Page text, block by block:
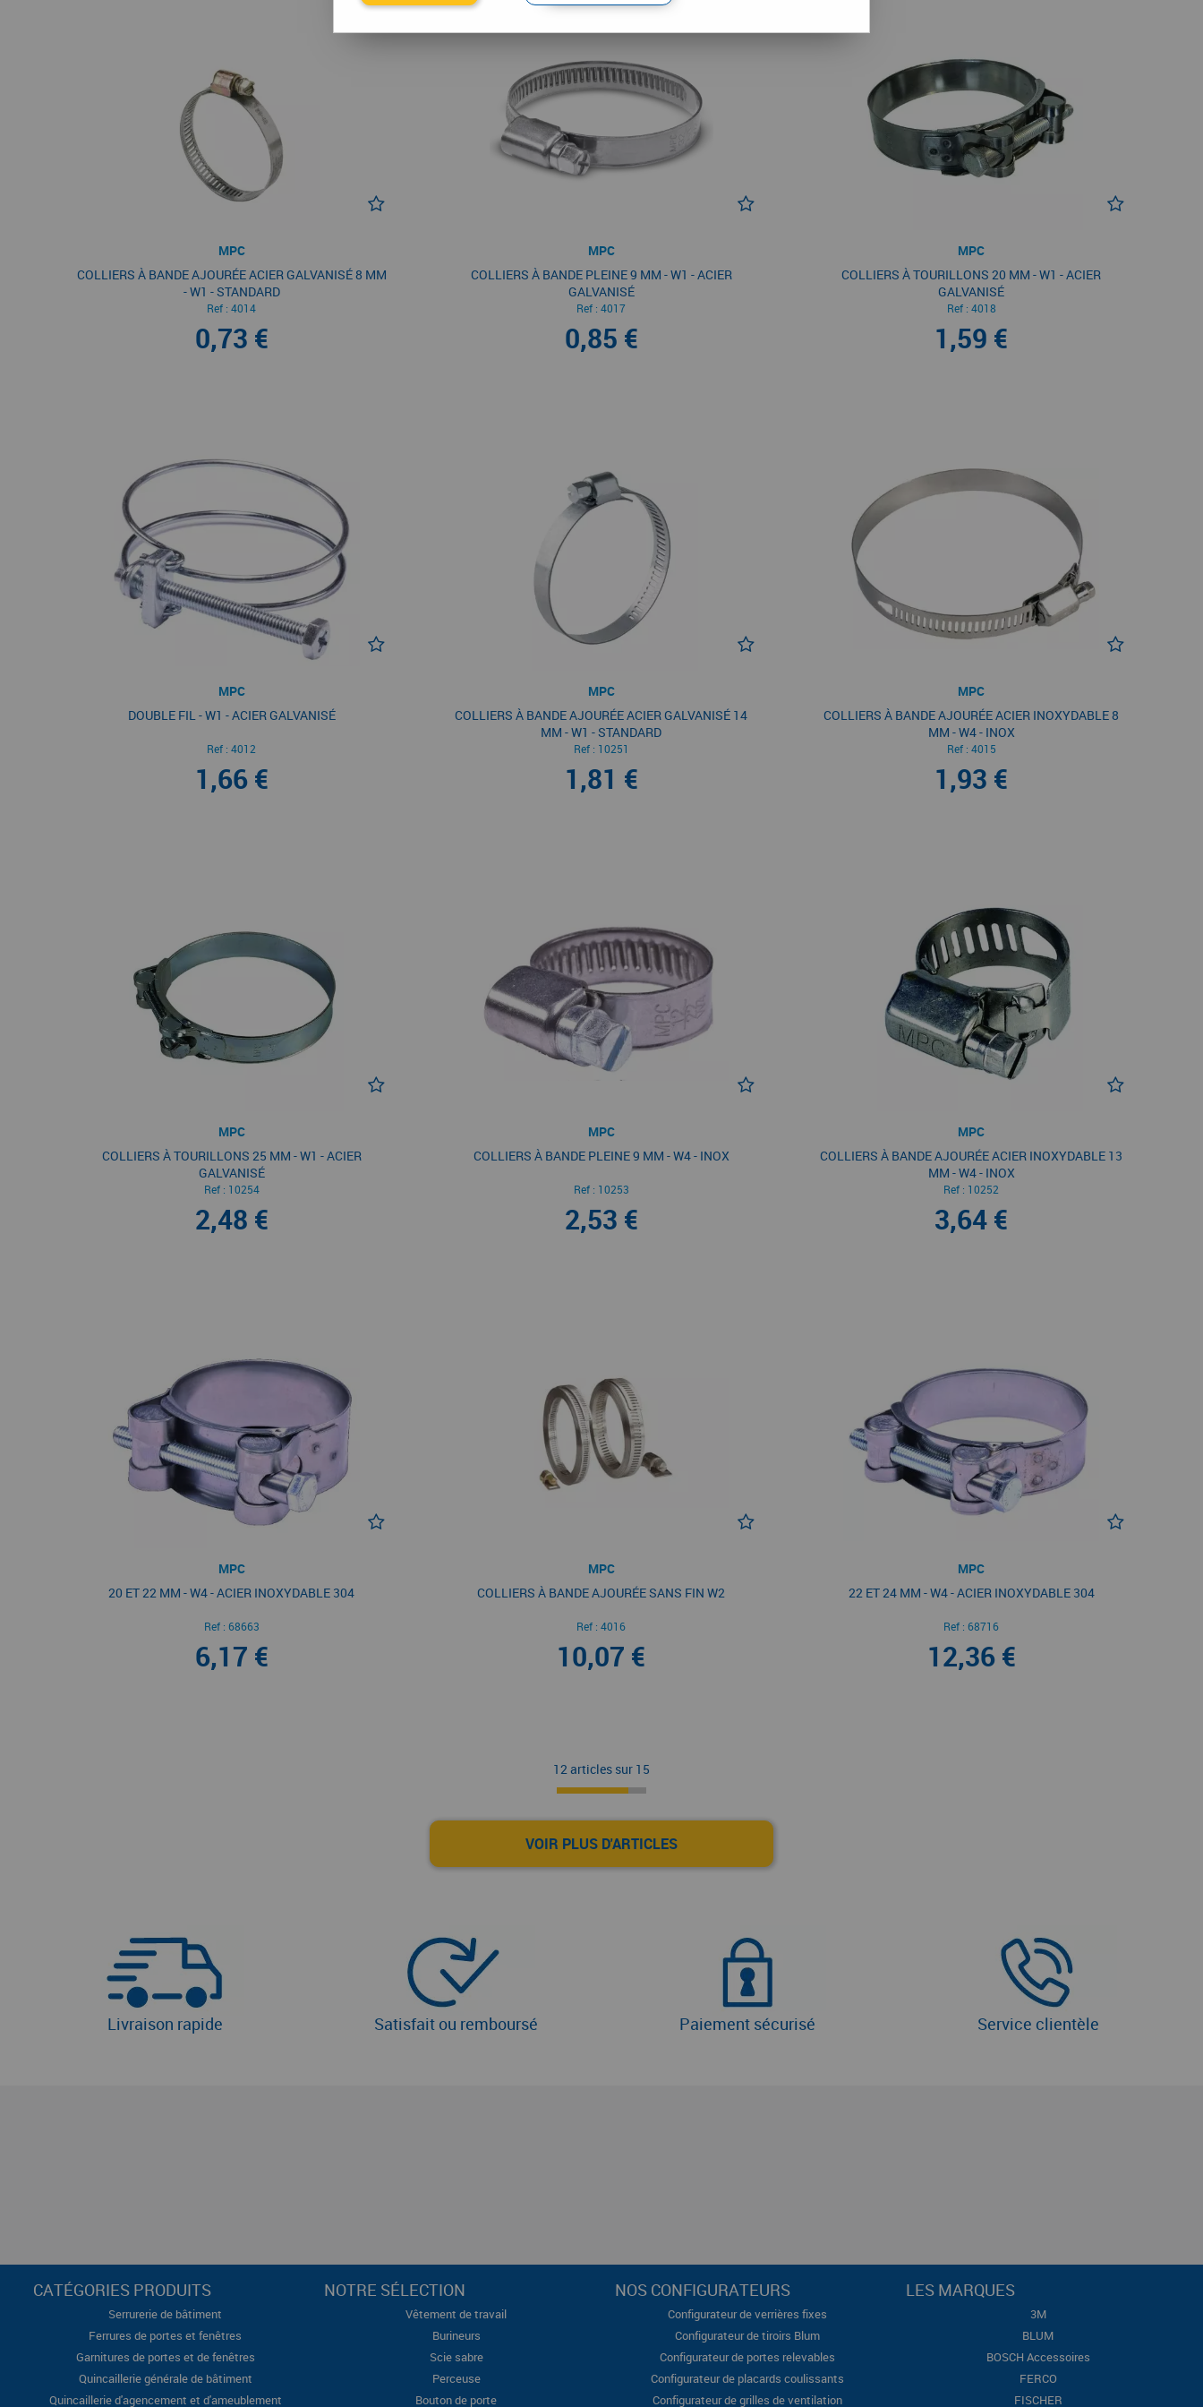
MPC
COLLIERS À BANDE AJOURÉE ACIER GALVANISÉ 8 MM
- W1 - STANDARD
Ref :4014
0,73 €
MPC
COLLIERS À BANDE PLEINE 9 MM - W1 - ACIER
GALVANISÉ
Ref :4017
0,85 €
MPC
COLLIERS À TOURILLONS 20 MM - W1 - ACIER
GALVANISÉ
Ref : 4018
1,59 €
MPC
DOUBLE FIL - W1 - ACIER GALVANISÉ
Ref :4012
1,66 €
MPC
COLLIERS À BANDE AJOURÉE ACIER GALVANISÉ 14
MM - W1 - STANDARD
Ref : 10251
1,81 €
MPC
COLLIERS À BANDE AJOURÉE ACIER INOXYDABLE 8
MM - W4 - INOX
Ref : 4015
1,93 €
MPC
COLLIERS À TOURILLONS 25 MM - W1 - ACIER
GALVANISÉ
Ref : 10254
2,48 €
MPC
COLLIERS À BANDE PLEINE 9 MM - W4 - INOX
Ref : 10253
2,53 €
MPC
COLLIERS À BANDE AJOURÉE ACIER INOXYDABLE 13
MM - W4 - INOX
Ref : 10252
3,64 €
MPC
20 ET 22 MM - W4 - ACIER INOXYDABLE 304
Ref : 68663
6,17 €
MPC
COLLIERS À BANDE AJOURÉE SANS FIN W2
Ref :4016
10,07 €
MPC
22 ET 24 MM - W4 - ACIER INOXYDABLE 304
Ref :68716
12,36 €
12 articles sur 15
VOIR PLUS D'ARTICLES
Livraison rapide Satisfait ou remboursé Paiement sécurisé Service clientèle
CATÉGORIES PRODUITS
Serrurerie de bâtiment
Ferrures de portes et fenêtres
Garnitures de portes et de fenêtres
Quincaillerie générale de bâtiment
Quincaillerie d'agencement et d'ameublement
NOTRE SÉLECTION
Vêtement de travail
Burineurs
Scie sabre
Perceuse
Bouton de porte
NOS CONFIGURATEURS
Configurateur de verrières fixes
Configurateur de tiroirs Blum
Configurateur de portes relevables
Configurateur de placards coulissants
Configurateur de grilles de ventilation
LES MARQUES
3M
BLUM
BOSCH Accessoires
FERCO
FISCHER